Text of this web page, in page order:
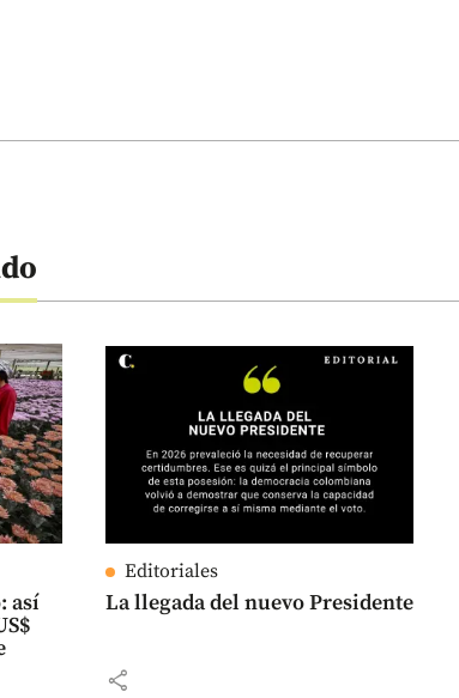
así
Editoriales
La llegada del nuevo Presidente
share